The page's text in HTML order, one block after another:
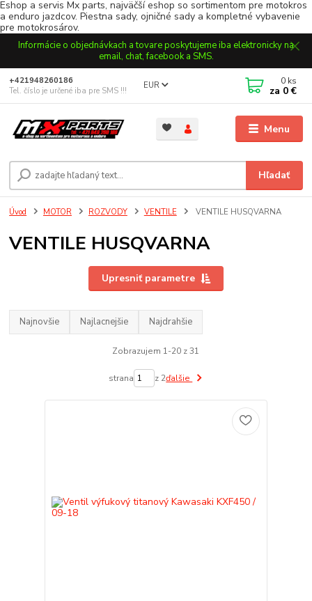
Eshop a servis Mx parts, najväčší eshop so sortimentom pre motokros
a enduro jazdcov. Piestna sady, ojničné sady a kompletné vybavenie
pre motokrosárov.
Informácie o objednávkach a tovare poskytujeme iba elektronicky na
email, chat, facebook a SMS.
Menu
EUR
Hľadať
+421948260186
Tel. číslo je určené iba pre SMS !!!
0 ks
za 0 €
Úvod MOTOR ROZVODY VENTILE VENTILE HUSQVARNA
VENTILE HUSQVARNA
Upresniť parametre
Najnovšie Najlacnejšie Najdrahšie
Zobrazujem 1-20 z 31
strana z 2ďalšie